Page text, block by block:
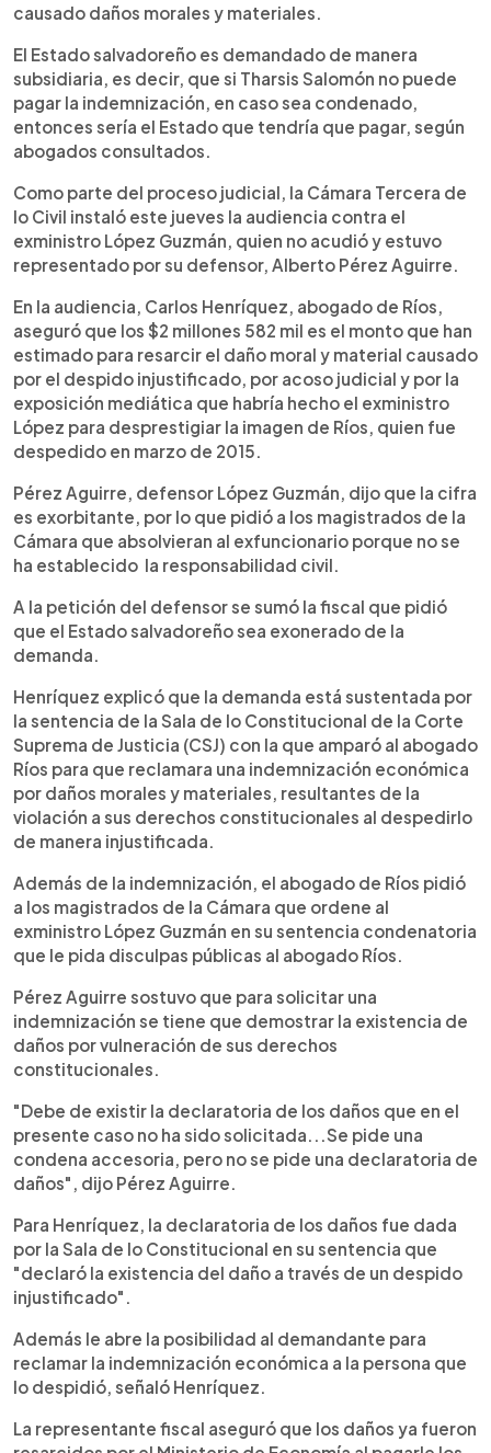
causado daños morales y materiales.
El Estado salvadoreño es demandado de manera
subsidiaria, es decir, que si Tharsis Salomón no puede
pagar la indemnización, en caso sea condenado,
entonces sería el Estado que tendría que pagar, según
abogados consultados.
Como parte del proceso judicial, la Cámara Tercera de
lo Civil instaló este jueves la audiencia contra el
exministro López Guzmán, quien no acudió y estuvo
representado por su defensor, Alberto Pérez Aguirre.
En la audiencia, Carlos Henríquez, abogado de Ríos,
aseguró que los $2 millones 582 mil es el monto que han
estimado para resarcir el daño moral y material causado
por el despido injustificado, por acoso judicial y por la
exposición mediática que habría hecho el exministro
López para desprestigiar la imagen de Ríos, quien fue
despedido en marzo de 2015.
Pérez Aguirre, defensor López Guzmán, dijo que la cifra
es exorbitante, por lo que pidió a los magistrados de la
Cámara que absolvieran al exfuncionario porque no se
ha establecido la responsabilidad civil.
A la petición del defensor se sumó la fiscal que pidió
que el Estado salvadoreño sea exonerado de la
demanda.
Henríquez explicó que la demanda está sustentada por
la sentencia de la Sala de lo Constitucional de la Corte
Suprema de Justicia (CSJ) con la que amparó al abogado
Ríos para que reclamara una indemnización económica
por daños morales y materiales, resultantes de la
violación a sus derechos constitucionales al despedirlo
de manera injustificada.
Además de la indemnización, el abogado de Ríos pidió
a los magistrados de la Cámara que ordene al
exministro López Guzmán en su sentencia condenatoria
que le pida disculpas públicas al abogado Ríos.
Pérez Aguirre sostuvo que para solicitar una
indemnización se tiene que demostrar la existencia de
daños por vulneración de sus derechos
constitucionales.
"Debe de existir la declaratoria de los daños que en el
presente caso no ha sido solicitada...Se pide una
condena accesoria, pero no se pide una declaratoria de
daños", dijo Pérez Aguirre.
Para Henríquez, la declaratoria de los daños fue dada
por la Sala de lo Constitucional en su sentencia que
"declaró la existencia del daño a través de un despido
injustificado".
Además le abre la posibilidad al demandante para
reclamar la indemnización económica a la persona que
lo despidió, señaló Henríquez.
La representante fiscal aseguró que los daños ya fueron